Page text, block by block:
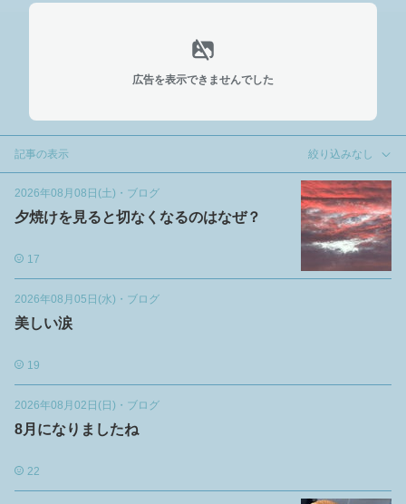
広告を表示できませんでした
記事の表示 絞り込みなし
2026年08月08日(土) ・ ブログ
夕焼けを見ると切なくなるのはなぜ？
17
2026年08月05日(水) ・ ブログ
美しい涙
19
2026年08月02日(日) ・ ブログ
8月になりましたね
22